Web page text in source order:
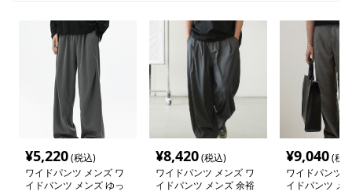
¥5,220(税込)
ワイドパンツ メンズ ワ
イドパンツ メンズ ゆっ
¥8,420(税込)
ワイドパンツ メンズ ワ
イドパンツ メンズ 余裕
¥9,040(税
ワイドパンツ
イドパンツ メ